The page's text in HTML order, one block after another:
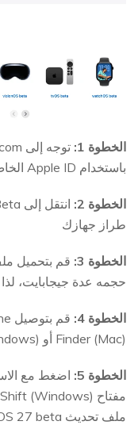
الخطوة 1:
باستخدام Apple ID الخاص بك
الخطوة 2:
طراز جهازك
الخطوة 3:
حجمه عدة جيجابايت، لذا
الخطوة 4:
Finder (Mac) أو iTunes (Windows)
الخطوة 5:
ملف تحديث iOS 27 beta الذي تم تنزيله.